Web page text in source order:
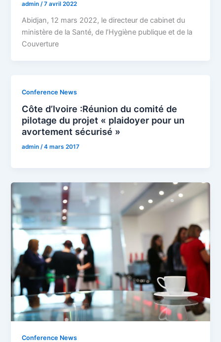
admin/7 avril 2022
Abidjan, 12 mars 2022, le directeur de cabinet du
ministère de la Santé, de l’Hygiène publique et de la
Couverture
Conference News
Côte d’Ivoire :Réunion du comité de
pilotage du projet « plaidoyer pour un
avortement sécurisé »
admin/4 mars 2017
Conference News